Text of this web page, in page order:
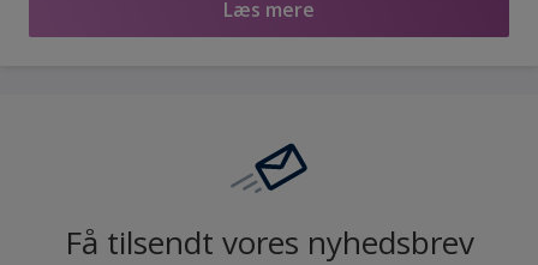
Læs mere
Få tilsendt vores nyhedsbrev